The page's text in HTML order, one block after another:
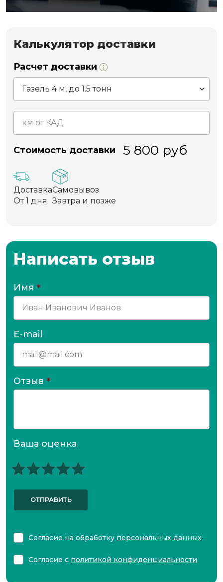
Калькулятор доставки
Расчет доставки
Стоимость доставки 5 800 руб
Доставка
От 1 дня
Самовывоз
Завтра и позже
Написать отзыв
Имя *
E-mail
Отзыв *
Ваша оценка
ОТПРАВИТЬ
Согласие на обработку персональных данных
Согласие с политикой конфиденциальности